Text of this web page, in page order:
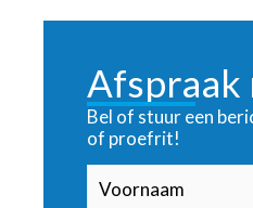
Afspraak
Bel of stuur een
of proefrit!